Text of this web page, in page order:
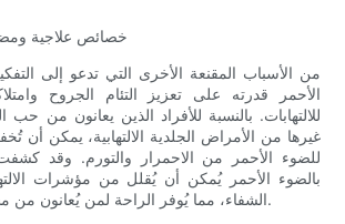
#### خصائص علاجية
من الأسباب المقنعة الأخرى التي تدعو إلى
الأحمر قدرته على تعزيز التئام الجروح
للالتهابات. بالنسبة للأفراد الذين يعانون من حب
غيرها من الأمراض الجلدية الالتهابية، يمكن أن
للضوء الأحمر من الاحمرار والتورم. وقد كشفت
بالضوء الأحمر يُمكن أن يُقلل من مؤشرات
الشفاء، مما يُوفر الراحة لمن يُعانون من مشاكل جلدية مُختلفة.